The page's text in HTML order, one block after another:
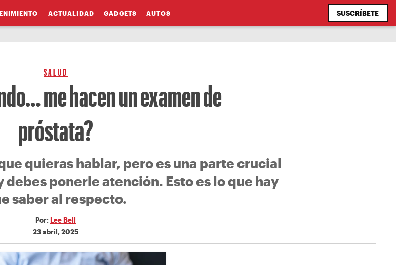
ACTUALIDAD GADGETS AUTOS SUSCRÍBETE
SALUD
me hacen un examen de
próstata?
quieras hablar, pero es una parte crucial
debes ponerle atención. Esto es lo que hay
saber al respecto.
Por: Lee Bell
23 abril, 2025